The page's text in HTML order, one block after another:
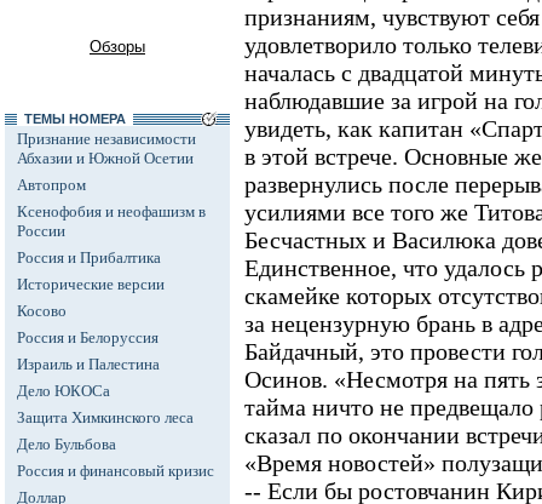
Обзоры
ТЕМЫ НОМЕРА
Признание независимости
Абхазии и Южной Осетии
Автопром
Ксенофобия и неофашизм в
России
Россия и Прибалтика
Исторические версии
Косово
Россия и Белоруссия
Израиль и Палестина
Дело ЮКОСа
Защита Химкинского леса
Дело Бульбова
Россия и финансовый кризис
Доллар
признаниям, чувствуют
удовлетворило только
началась с двадцатой
наблюдавшие за игрой на
увидеть, как капитан
в этой встрече. Основные
развернулись после
усилиями все того же
Бесчастных и Василюка
Единственное, что удалось
скамейке которых
за нецензурную брань в
Байдачный, это провести
Осинов. «Несмотря на пять
тайма ничто не
сказал по окончании
«Время новостей»
-- Если бы ростовчанин